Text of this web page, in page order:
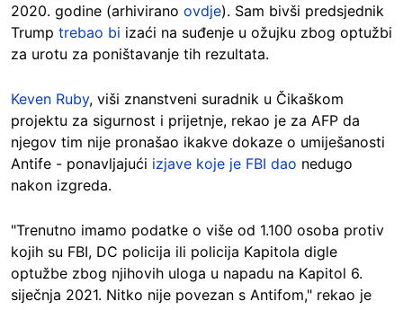
2020. godine (arhivirano ovdje). Sam bivši predsjednik
Trump trebao bi izaći na suđenje u ožujku zbog optužbi
za urotu za poništavanje tih rezultata.
Keven Ruby, viši znanstveni suradnik u Čikaškom
projektu za sigurnost i prijetnje, rekao je za AFP da
njegov tim nije pronašao ikakve dokaze o umiješanosti
Antife - ponavljajući izjave koje je FBI dao nedugo
nakon izgreda.
"Trenutno imamo podatke o više od 1.100 osoba protiv
kojih su FBI, DC policija ili policija Kapitola digle
optužbe zbog njihovih uloga u napadu na Kapitol 6.
siječnja 2021. Nitko nije povezan s Antifom," rekao je